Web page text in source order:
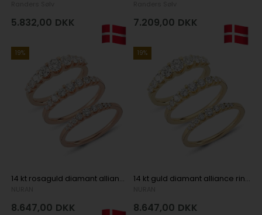
5.832,00 DKK 7.209,00 DKK
19%
14 kt rosaguld diamant alliance ring, fra Empire ring serien med 0,24 ct til 1,00 ct diamanter Wesselton / SI
8.647,00 DKK
19%
14 kt guld diamant alliance ring, fra Empire ring serien med 0,24 ct til 1,00 ct diamanter Wesselton / SI
8.647,00 DKK